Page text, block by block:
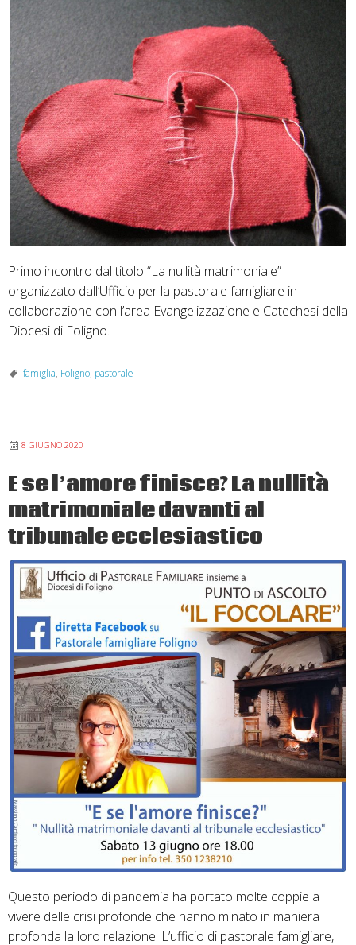
Primo incontro dal titolo “La nullità matrimoniale”
organizzato dall’Ufficio per la pastorale famigliare in
collaborazione con l’area Evangelizzazione e Catechesi della
Diocesi di Foligno.
famiglia, Foligno, pastorale
8 GIUGNO 2020
E se l’amore finisce? La nullità
matrimoniale davanti al
tribunale ecclesiastico
Questo periodo di pandemia ha portato molte coppie a
vivere delle crisi profonde che hanno minato in maniera
profonda la loro relazione. L’ufficio di pastorale famigliare,